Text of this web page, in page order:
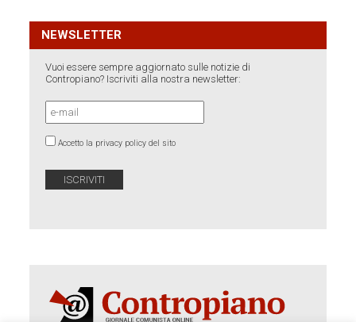
NEWSLETTER
Vuoi essere sempre aggiornato sulle notizie di
Contropiano? Iscriviti alla nostra newsletter:
Accetto la privacy policy del sito